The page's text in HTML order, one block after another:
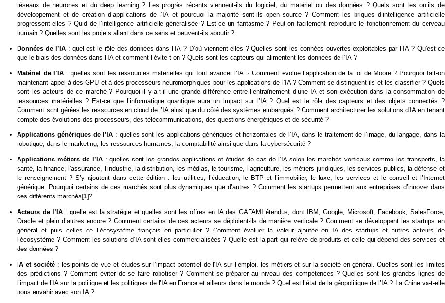
réseaux de neurones et du deep learning ? Les progrès récents viennent-ils du logiciel, du matériel ou des données ? Quels sont les outils de
développement et de création d’applications de l’IA et pourquoi la majorité sont-ils open source ? Comment les briques d’intelligence artificielle
progressent-elles ? Quid de l’intelligence artificielle généralisée ? Est-ce un fantasme ? Peut-on facilement reproduire le fonctionnement du cerveau
humain ? Quelles sont les projets allant dans ce sens et peuvent-ils aboutir ?
Données de l’IA : quel est le rôle des données dans l’IA ? D’où viennent-elles ? Quelles sont les données ouvertes exploitables par l’IA ? Qu’est-ce
que le biais des données dans l’IA et comment l’évite-t-on ? Quels sont les capteurs qui alimentent les données de l’IA ?
Matériel de l’IA : quelles sont les ressources matérielles qui font avancer l’IA ? Comment évolue l’application de la loi de Moore ? Pourquoi fait-on
maintenant appel à des GPU et à des processeurs neuromorphiques pour les applications de l’IA ? Comment se distinguent-ils et les classifier ? Quels
sont les acteurs de ce marché ? Pourquoi il y-a-t-il une grande différence entre l’entraînement d’une IA et son exécution dans la consommation de
ressources matérielles ? Est-ce que l’informatique quantique aura un impact sur l’IA ? Quel est le rôle des capteurs et des objets connectés ?
Comment sont gérées les ressources en cloud de l’IA ainsi que du côté des systèmes embarqués ? Comment architecturer les solutions d’IA en tenant
compte des évolutions des processeurs, des télécommunications, des questions énergétiques et de sécurité ?
Applications génériques de l’IA : quelles sont les applications génériques et horizontales de l’IA, dans le traitement de l’image, du langage, dans la
robotique, dans le marketing, les ressources humaines, la comptabilité ainsi que dans la cybersécurité ?
Applications métiers de l’IA : quelles sont les grandes applications et études de cas de l’IA selon les marchés verticaux comme les transports, la
santé, la finance, l’assurance, l’industrie, la distribution, les médias, le tourisme, l’agriculture, les métiers juridiques, les services publics, la défense et
le renseignement ? S’y ajoutent dans cette édition : les utilities, l’éducation, le BTP et l’immobilier, le luxe, les services et le conseil et l’Internet
générique. Pourquoi certains de ces marchés sont plus dynamiques que d’autres ? Comment les startups permettent aux entreprises d’innover dans
ces différents marchés [1]?
Acteurs de l’IA : quelle est la stratégie et quelles sont les offres en IA des GAFAMI étendus, dont IBM, Google, Microsoft, Facebook, SalesForce,
Oracle et plein d’autres encore ? Comment certains de ces acteurs se déploient-ils de manière verticale ? Comment se développent les startups en
général et puis celles de l’écosystème français en particulier ? Comment évaluer la valeur ajoutée en IA des startups et autres acteurs de
l’écosystème ? Comment les solutions d’IA sont-elles commercialisées ? Quelle est la part qui relève de produits et celle qui dépend des services et
des données ?
IA et société : les points de vue et études sur l’impact potentiel de l’IA sur l’emploi, les métiers et sur la société en général. Quelles sont les limites
des prédictions ? Comment éviter de se faire robotiser ? Comment se préparer au niveau des compétences ? Quelles sont les grandes lignes de
l’impact de l’IA sur la politique et les politiques de l’IA en France et ailleurs dans le monde ? Quel est l’état de la géopolitique de l’IA ? La Chine va-t-elle
nous envahir avec son IA ?